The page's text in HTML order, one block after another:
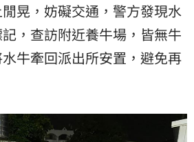
晃，妨礙交通，警方發現水
，查訪附近養牛場，皆無牛
牛牽回派出所安置，避免再